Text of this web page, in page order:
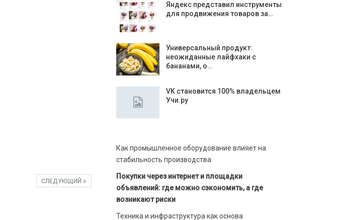
СЛЕДУЮЩИЙ
Яндекс представил инструменты
для продвижения товаров за…
Универсальный продукт:
неожиданные лайфхаки с
бананами, о…
VK становится 100% владельцем
Учи.ру
Как промышленное оборудование влияет на
стабильность производства
Покупки через интернет и площадки
объявлений: где можно сэкономить, а где
возникают риски
Техника и инфраструктура как основа